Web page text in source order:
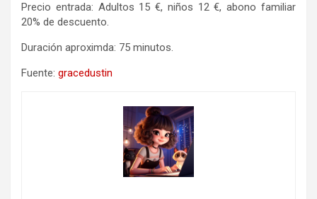
Precio entrada: Adultos 15 €, niños 12 €, abono familiar
20% de descuento.
Duración aproximda: 75 minutos.
Fuente: gracedustin